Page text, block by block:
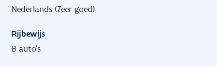
Nederlands (Zeer goed)
Rijbewijs
B auto's